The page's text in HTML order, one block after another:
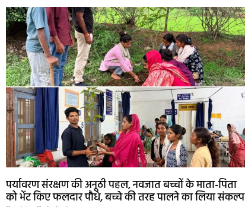
पर्यावरण संरक्षण की अनूठी पहल, नवजात बच्चों के माता-पिता
को भेंट किए फलदार पौधे, बच्चे की तरह पालने का लिया संकल्प